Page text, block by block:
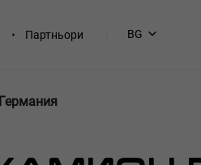
Партньори BG